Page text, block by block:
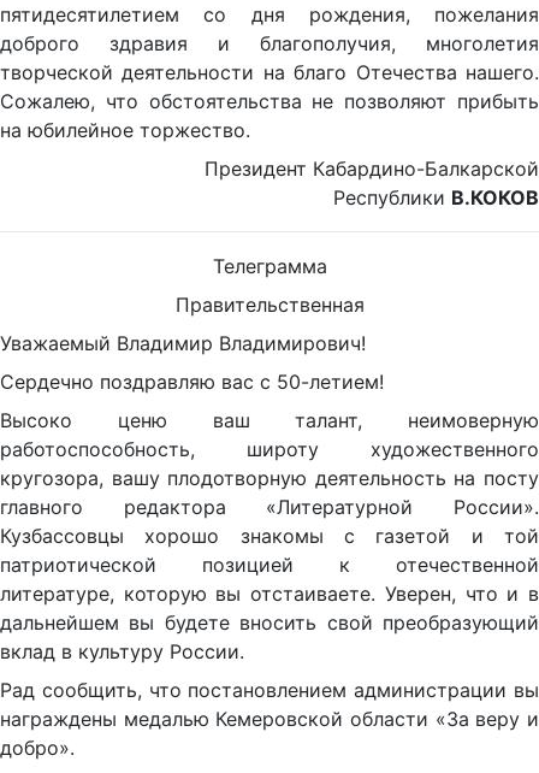
пятидесятилетием со дня рождения, пожелания
доброго здравия и благополучия, многолетия
творческой деятельности на благо Отечества нашего.
Сожалею, что обстоятельства не позволяют прибыть
на юбилейное торжество.
Президент Кабардино-Балкарской
Республики В.КОКОВ
Телеграмма
Правительственная
Уважаемый Владимир Владимирович!
Сердечно поздравляю вас с 50-летием!
Высоко ценю ваш талант, неимоверную
работоспособность, широту художественного
кругозора, вашу плодотворную деятельность на посту
главного редактора «Литературной России».
Кузбассовцы хорошо знакомы с газетой и той
патриотической позицией к отечественной
литературе, которую вы отстаиваете. Уверен, что и в
дальнейшем вы будете вносить свой преобразующий
вклад в культуру России.
Рад сообщить, что постановлением администрации вы
награждены медалью Кемеровской области «За веру и
добро».